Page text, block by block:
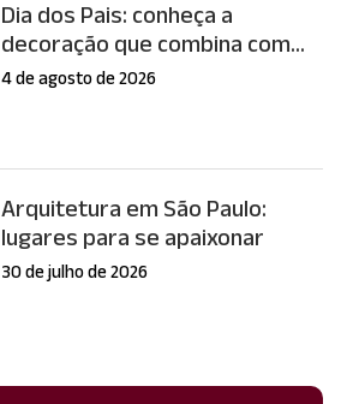
Dia dos Pais: conheça a
decoração que combina com...
4 de agosto de 2026
Arquitetura em São Paulo:
lugares para se apaixonar
30 de julho de 2026